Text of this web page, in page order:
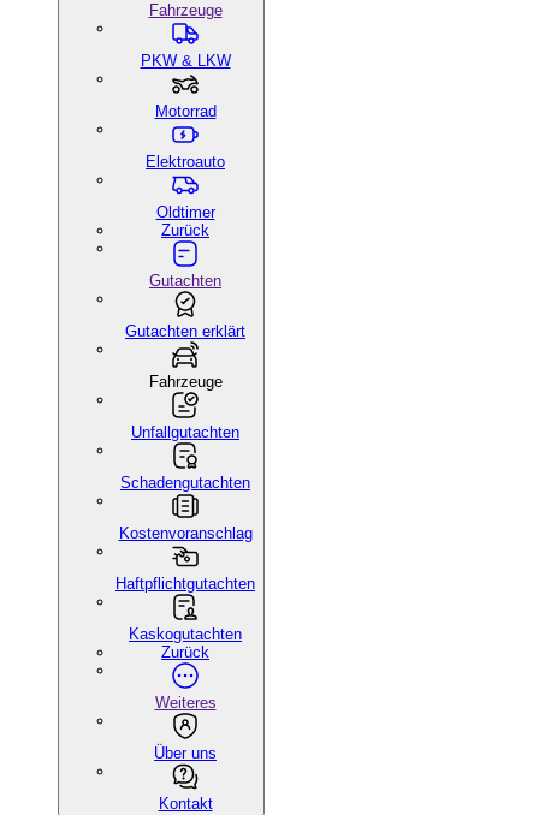
Fahrzeuge
PKW & LKW
Motorrad
Elektroauto
Oldtimer
Zurück
Gutachten
Gutachten erklärt
Fahrzeuge
Unfallgutachten
Schadengutachten
Kostenvoranschlag
Haftpflichtgutachten
Kaskogutachten
Zurück
Weiteres
Über uns
Kontakt